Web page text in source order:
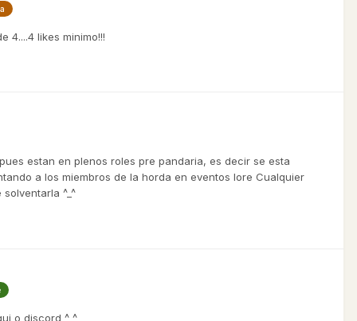
4....4 likes minimo!!!
estan en plenos roles pre pandaria, es decir se esta
a los miembros de la horda en eventos lore Cualquier
^_^
o discord ^_^